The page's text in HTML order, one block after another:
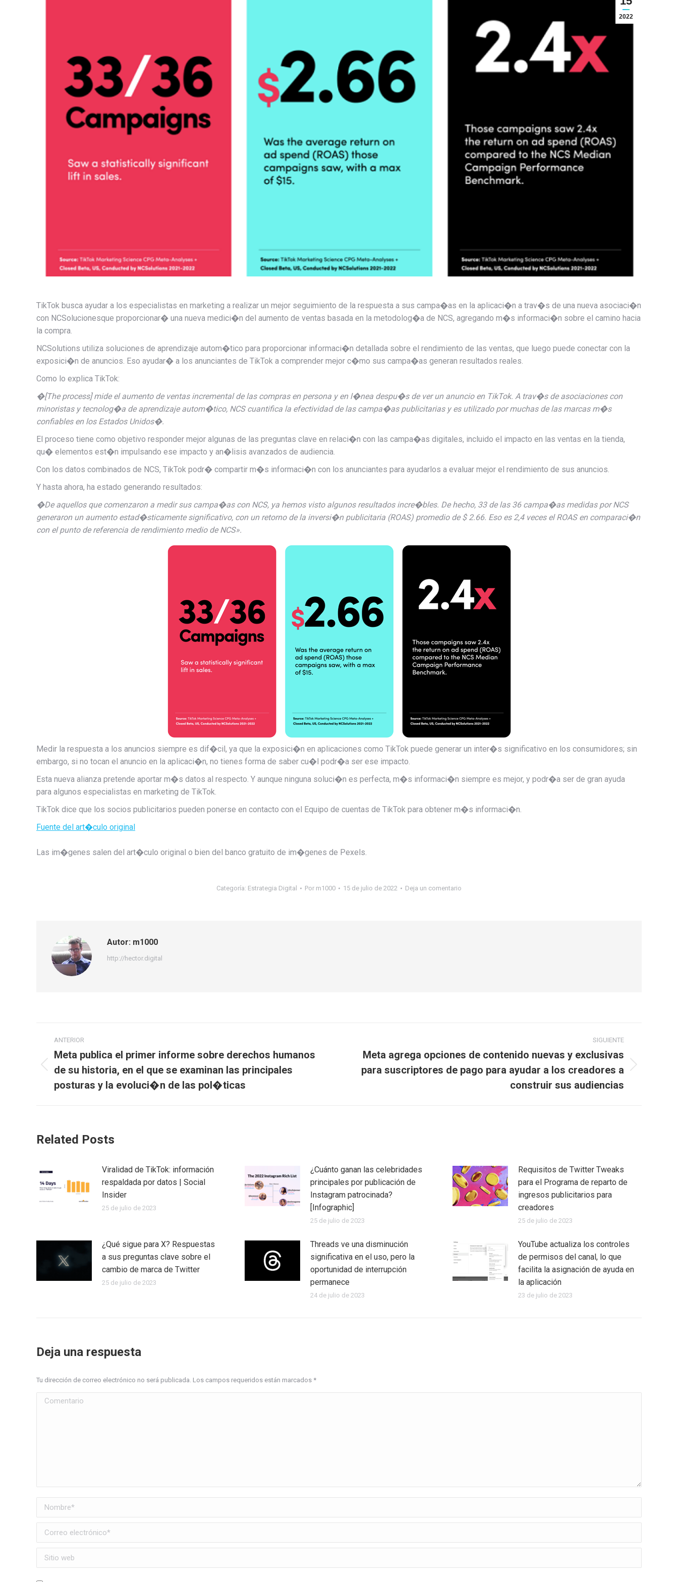
2022
TikTok busca ayudar a los especialistas en marketing a realizar un mejor seguimiento de la respuesta a sus campa�as en la aplicaci�n a trav�s de una nueva asociaci�n
con NCSolucionesque proporcionar� una nueva medici�n del aumento de ventas basada en la metodolog�a de NCS, agregando m�s informaci�n sobre el camino hacia
la compra.
NCSolutions utiliza soluciones de aprendizaje autom�tico para proporcionar informaci�n detallada sobre el rendimiento de las ventas, que luego puede conectar con la
exposici�n de anuncios. Eso ayudar� a los anunciantes de TikTok a comprender mejor c�mo sus campa�as generan resultados reales.
Como lo explica TikTok:
�[The process] mide el aumento de ventas incremental de las compras en persona y en l�nea despu�s de ver un anuncio en TikTok. A trav�s de asociaciones con
minoristas y tecnolog�a de aprendizaje autom�tico, NCS cuantifica la efectividad de las campa�as publicitarias y es utilizado por muchas de las marcas m�s
confiables en los Estados Unidos�.
El proceso tiene como objetivo responder mejor algunas de las preguntas clave en relaci�n con las campa�as digitales, incluido el impacto en las ventas en la tienda,
qu� elementos est�n impulsando ese impacto y an�lisis avanzados de audiencia.
Con los datos combinados de NCS, TikTok podr� compartir m�s informaci�n con los anunciantes para ayudarlos a evaluar mejor el rendimiento de sus anuncios.
Y hasta ahora, ha estado generando resultados:
�De aquellos que comenzaron a medir sus campa�as con NCS, ya hemos visto algunos resultados incre�bles. De hecho, 33 de las 36 campa�as medidas por NCS
generaron un aumento estad�sticamente significativo, con un retorno de la inversi�n publicitaria (ROAS) promedio de $ 2.66. Eso es 2,4 veces el ROAS en comparaci�n
con el punto de referencia de rendimiento medio de NCS».
Medir la respuesta a los anuncios siempre es dif�cil, ya que la exposici�n en aplicaciones como TikTok puede generar un inter�s significativo en los consumidores; sin
embargo, si no tocan el anuncio en la aplicaci�n, no tienes forma de saber cu�l podr�a ser ese impacto.
Esta nueva alianza pretende aportar m�s datos al respecto. Y aunque ninguna soluci�n es perfecta, m�s informaci�n siempre es mejor, y podr�a ser de gran ayuda
para algunos especialistas en marketing de TikTok.
TikTok dice que los socios publicitarios pueden ponerse en contacto con el Equipo de cuentas de TikTok para obtener m�s informaci�n.
Fuente del art�culo original
Las im�genes salen del art�culo original o bien del banco gratuito de im�genes de Pexels.
Categoría: Estrategia Digital Por m1000 15 de julio de 2022 Deja un comentario
Autor: m1000
http://hector.digital
Navegación
entre
publicaciones
ANTERIOR
Publicación
anterior:
Meta publica el primer informe sobre derechos humanos
de su historia, en el que se examinan las principales
posturas y la evoluci�n de las pol�ticas
SIGUIENTE
Publicación
Meta agrega opciones de contenido nuevas y exclusivas
para suscriptores de pago para ayudar a los creadores a
construir sus audiencias
Related Posts
Viralidad de TikTok: información
respaldada por datos | Social
Insider
25 de julio de 2023
¿Cuánto ganan las celebridades
principales por publicación de
Instagram patrocinada?
[Infographic]
25 de julio de 2023
Requisitos de Twitter Tweaks
para el Programa de reparto de
ingresos publicitarios para
creadores
25 de julio de 2023
¿Qué sigue para X? Respuestas
a sus preguntas clave sobre el
cambio de marca de Twitter
25 de julio de 2023
Threads ve una disminución
significativa en el uso, pero la
oportunidad de interrupción
permanece
24 de julio de 2023
YouTube actualiza los controles
de permisos del canal, lo que
facilita la asignación de ayuda en
la aplicación
23 de julio de 2023
Deja una respuesta
Tu dirección de correo electrónico no será publicada. Los campos requeridos están marcados *
Comentario
Nombre *
Correo electrónico *
Sitio web